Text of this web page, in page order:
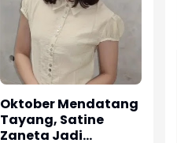
Oktober Mendatang
Tayang, Satine
Zaneta Jadi